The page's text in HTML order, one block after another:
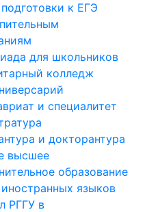
к ЕГЭ
для школьников
колледж
и специалитет
и докторантура
высшее
образование
языков
РГГУ в